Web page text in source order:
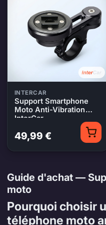
INTERCAR
Support Smartphone
Moto Anti-Vibration
InterCar
49,99 €
Guide d'achat —
moto
Pourquoi choisir
téléphone moto